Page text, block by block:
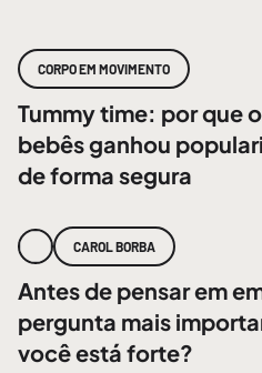
CORPO EM MOVIMENTO
Tummy time: por que
bebês ganhou
de forma segura
CAROL BORBA
Antes de pensar em
pergunta mais
você está forte?